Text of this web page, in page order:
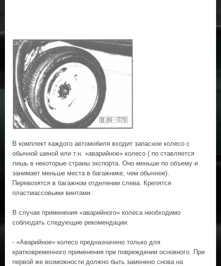
В комплект каждого автомобиля входит запасное колесо с
обычной шиной или т.н. «аварийное» колесо ( по ставляется
лишь в некоторые страны экспорта. Оно меньше по объему и
занимает меньше места в багажнике, чем обычное).
Перевозятся в багажном отделении слева. Крепятся
пластмассовыми винтами.
В случае применения «аварийного» колеса необходимо
соблюдать следующие рекомендации:
- «Аварийное» колесо предназначено только для
кратковременного применения при повреждении основного. При
первой же возможности должно быть заменено снова на